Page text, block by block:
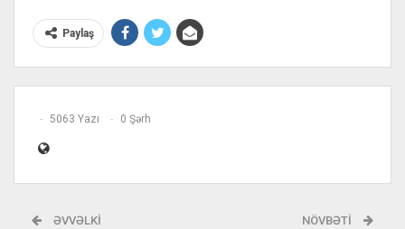
Paylaş
5063 Yazı 0 Şərh
ƏVVƏLKI NÖVBƏTI